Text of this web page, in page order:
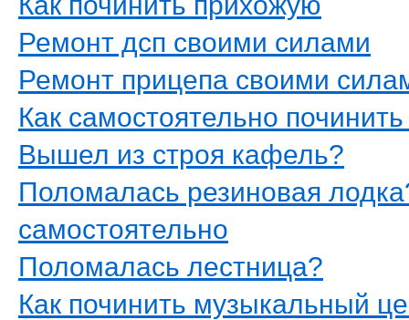
Ремонт дсп своими силами
Ремонт прицепа своими
Как самостоятельно починить
Вышел из строя кафель?
Поломалась резиновая
самостоятельно
Поломалась лестница?
Как починить музыкальный